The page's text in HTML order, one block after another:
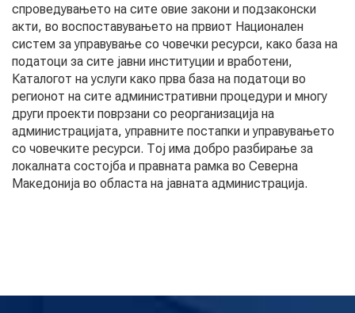
МК
ENG
спроведувањето на сите овие закони и подзаконски
акти, во воспоставувањето на првиот Национален
систем за управување со човечки ресурси, како база на
податоци за сите јавни институции и вработени,
Каталогот на услуги како прва база на податоци во
регионот на сите административни процедури и многу
други проекти поврзани со реорганизација на
администрацијата, управните постапки и управувањето
со човечките ресурси. Тој има добро разбирање за
локалната состојба и правната рамка во Северна
Македонија во областа на јавната администрација.